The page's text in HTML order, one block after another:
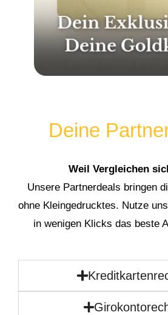
Deine
Weil Vergleichen
Unsere Partnerdeals bringen
ohne Kleingedrucktes. Nutze
in wenigen Klicks das beste